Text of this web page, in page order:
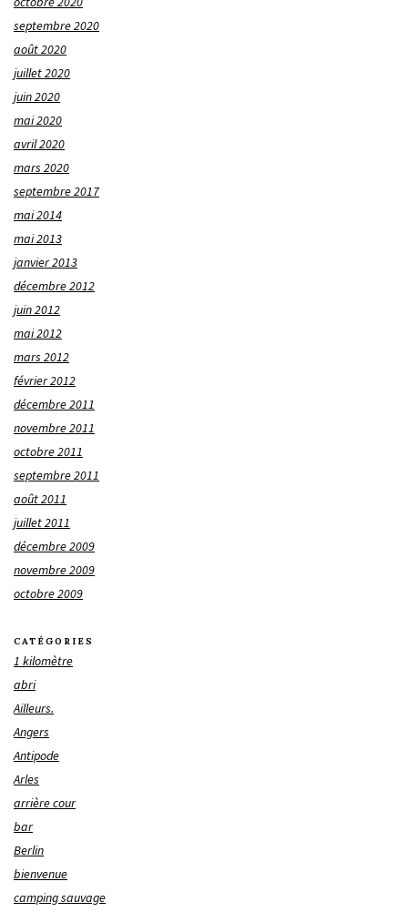
septembre 2020
août 2020
juillet 2020
juin 2020
mai 2020
avril 2020
mars 2020
septembre 2017
mai 2014
mai 2013
janvier 2013
décembre 2012
juin 2012
mai 2012
mars 2012
février 2012
décembre 2011
novembre 2011
octobre 2011
septembre 2011
août 2011
juillet 2011
décembre 2009
novembre 2009
octobre 2009
CATÉGORIES
1 kilomètre
abri
Ailleurs.
Angers
Antipode
Arles
arrière cour
bar
Berlin
bienvenue
camping sauvage